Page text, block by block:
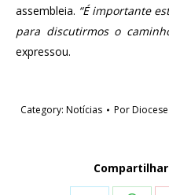
assembleia. “É importante
para discutirmos o
expressou.
Category: Notícias Por